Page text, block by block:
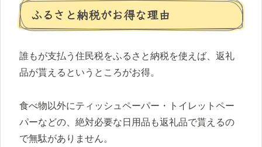
ふるさと納税がお得な理由
誰もが支払う住民税をふるさと納税を使えば、返礼
品が貰えるというところがお得。
食べ物以外にティッシュペーパー・トイレットペー
パーなどの、絶対必要な日用品も返礼品で貰えるの
で無駄がありません。